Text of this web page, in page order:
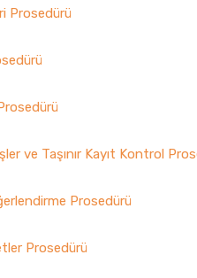
Prosedürü
ve Taşınır Kayıt Kontrol
Prosedürü
Prosedürü